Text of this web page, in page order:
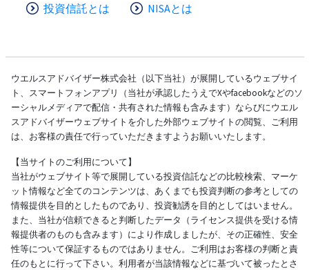
投資信託とは NISAとは
ウエルスアドバイザー株式会社（以下当社）が展開しているウェブサイ
ト、スマートフォンアプリ（当社が承認したうえでXやfacebookなどのソ
ーシャルメディアで配信・共有された情報も含みます）ならびにウエル
スアドバイザーウェブサイトを介した外部ウェブサイトの閲覧、ご利用
は、お客様の責任で行っていただきますようお願いいたします。
【当サイトのご利用について】
当社がウェブサイト等で展開している投資信託などの比較検索、マーケ
ット情報など全てのコンテンツは、あくまでも投資判断の参考としての
情報提供を目的としたものであり、投資勧誘を目的としてはいません。
また、当社が信頼できると判断したデータ（ライセンス提供を受ける情
報提供者のものも含みます）により作成しましたが、その正確性、安全
性等について保証するものではありません。ご利用はお客様の判断と責
任のもとに行って下さい。利用者が当該情報などに基づいて被ったとさ